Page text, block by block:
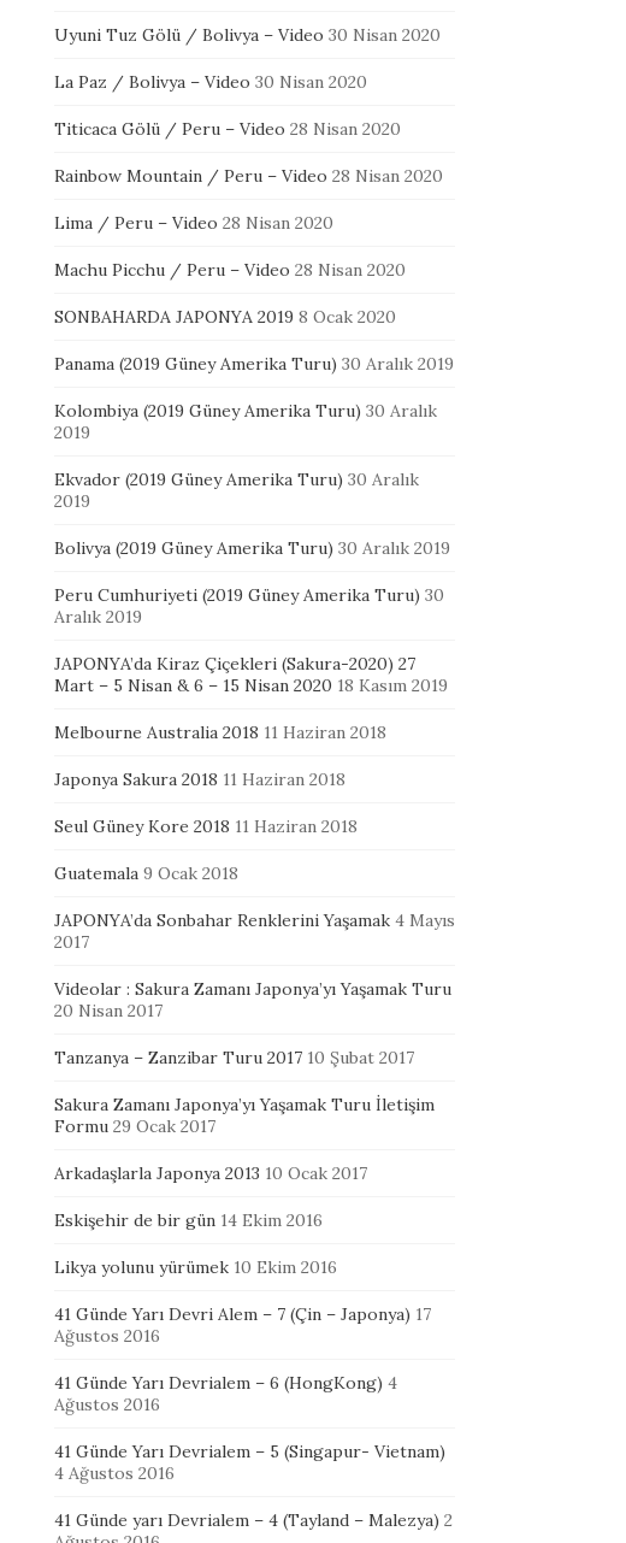
Uyuni Tuz Gölü / Bolivya – Video 30 Nisan 2020
La Paz / Bolivya – Video 30 Nisan 2020
Titicaca Gölü / Peru – Video 28 Nisan 2020
Rainbow Mountain / Peru – Video 28 Nisan 2020
Lima / Peru – Video 28 Nisan 2020
Machu Picchu / Peru – Video 28 Nisan 2020
SONBAHARDA JAPONYA 2019 8 Ocak 2020
Panama (2019 Güney Amerika Turu) 30 Aralık 2019
Kolombiya (2019 Güney Amerika Turu) 30 Aralık
2019
Ekvador (2019 Güney Amerika Turu) 30 Aralık
2019
Bolivya (2019 Güney Amerika Turu) 30 Aralık 2019
Peru Cumhuriyeti (2019 Güney Amerika Turu) 30
Aralık 2019
JAPONYA’da Kiraz Çiçekleri (Sakura-2020) 27
Mart – 5 Nisan & 6 – 15 Nisan 2020 18 Kasım 2019
Melbourne Australia 2018 11 Haziran 2018
Japonya Sakura 2018 11 Haziran 2018
Seul Güney Kore 2018 11 Haziran 2018
Guatemala 9 Ocak 2018
JAPONYA’da Sonbahar Renklerini Yaşamak 4 Mayıs
2017
Videolar : Sakura Zamanı Japonya’yı Yaşamak Turu
20 Nisan 2017
Tanzanya – Zanzibar Turu 2017 10 Şubat 2017
Sakura Zamanı Japonya’yı Yaşamak Turu İletişim
Formu 29 Ocak 2017
Arkadaşlarla Japonya 2013 10 Ocak 2017
Eskişehir de bir gün 14 Ekim 2016
Likya yolunu yürümek 10 Ekim 2016
41 Günde Yarı Devri Alem – 7 (Çin – Japonya) 17
Ağustos 2016
41 Günde Yarı Devrialem – 6 (HongKong) 4
Ağustos 2016
41 Günde Yarı Devrialem – 5 (Singapur- Vietnam)
4 Ağustos 2016
41 Günde yarı Devrialem – 4 (Tayland – Malezya) 2